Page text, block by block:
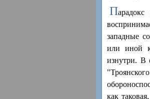
П
западные
или иной
изнутри. В
как